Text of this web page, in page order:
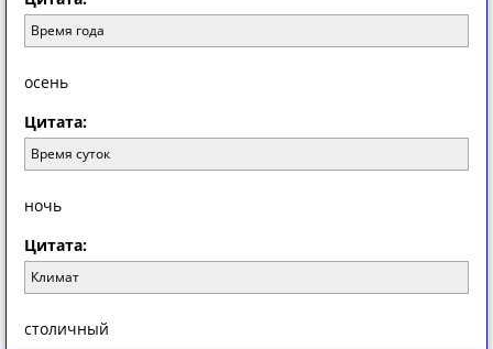
Время года
осень
Цитата:
Время суток
ночь
Цитата:
Климат
столичный